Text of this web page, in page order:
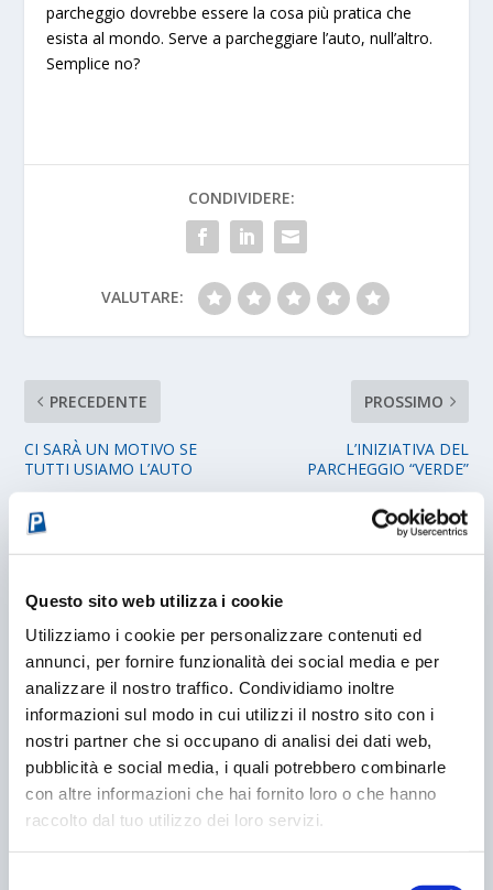
Questo sito web utilizza i cookie
Utilizziamo i cookie per personalizzare contenuti ed
annunci, per fornire funzionalità dei social media e per
analizzare il nostro traffico. Condividiamo inoltre
informazioni sul modo in cui utilizzi il nostro sito con i
nostri partner che si occupano di analisi dei dati web,
pubblicità e social media, i quali potrebbero combinarle
con altre informazioni che hai fornito loro o che hanno
raccolto dal tuo utilizzo dei loro servizi.
parcheggio dovrebbe essere la cosa più pratica che
esista al mondo. Serve a parcheggiare l’auto, null’altro.
Semplice no?
CONDIVIDERE:
VALUTARE:
PRECEDENTE
CI SARÀ UN MOTIVO SE
TUTTI USIAMO L’AUTO
PROSSIMO
L’INIZIATIVA DEL
PARCHEGGIO “VERDE”